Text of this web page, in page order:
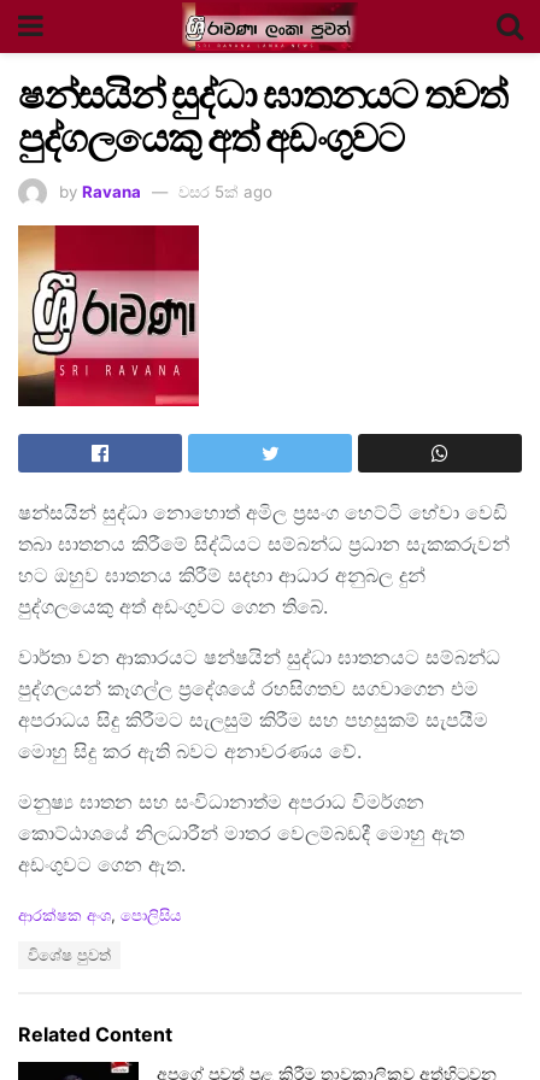
ෂන්සයින් සුද්ධා ඝාතනයට තවත්
පුද්ගලයෙකු අත් අඩංගුවට
by Ravana වසර 5ක් ago
ෂන්සයින් සුද්ධා නොහොත් අමිල ප්‍රසංග හෙට්ටි හේවා වෙඩි
තබා ඝාතනය කිරීමේ සිද්ධියට සම්බන්ධ ප්‍රධාන සැකකරුවන්
හට ඔහුව ඝාතනය කිරීම් සදහා ආධාර අනුබල දුන්
පුද්ගලයෙකු අත් අඩංගුවට ගෙන තිබේ.
වාර්තා වන ආකාරයට ෂන්ෂයින් සුද්ධා ඝාතනයට සම්බන්ධ
පුද්ගලයන් කෑගල්ල ප්‍රදේශයේ රහසිගතව සගවාගෙන එම
අපරාධය සිදු කිරීමට සැලසුම් කිරීම සහ පහසුකම් සැපයීම
මොහු සිදු කර ඇති බවට අනාවරණය වේ.
මනුෂ්‍ය ඝාතන සහ සංවිධානාත්ම අපරාධ විමර්ශන
කොට්ඨාශයේ නිලධාරීන් මාතර වෙලම්බඩදී මොහු ඇත
අඩංගුවට ගෙන ඇත.
C
r
i
ආරක්ෂක අංශ, පොලිසිය
:
විශේෂ පුවත්
Related Content
අපගේ පුවත් පළ කිරීම තාවකාලිකව අත්හිටුවන